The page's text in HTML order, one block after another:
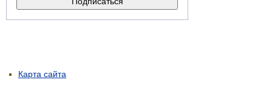
Карта сайта